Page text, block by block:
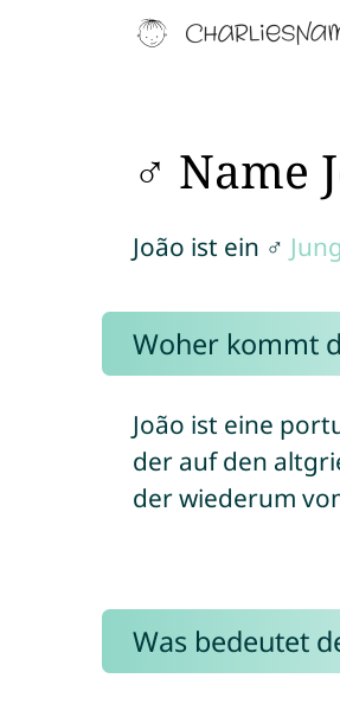
♂ Name
João ist ein ♂
Woher kommt
João ist eine
der auf den
Was bedeutet